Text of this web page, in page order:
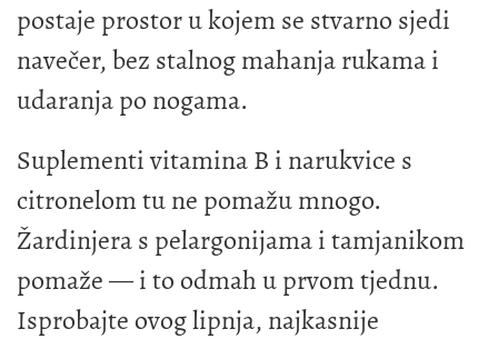
postaje prostor u kojem se stvarno sjedi
navečer, bez stalnog mahanja rukama i
udaranja po nogama.
Suplementi vitamina B i narukvice s
citronelom tu ne pomažu mnogo.
Žardinjera s pelargonijama i tamjanikom
pomaže — i to odmah u prvom tjednu.
Isprobajte ovog lipnja, najkasnije